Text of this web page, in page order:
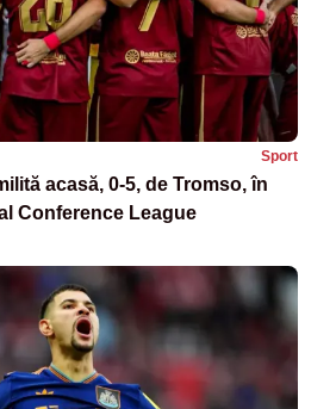
Sport
acasă, 0-5, de Tromso, în
Conference League